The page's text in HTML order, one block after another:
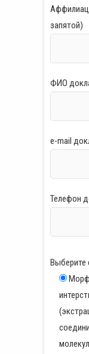
запятой)
ФИО
e-mail
Телефон
Выберите